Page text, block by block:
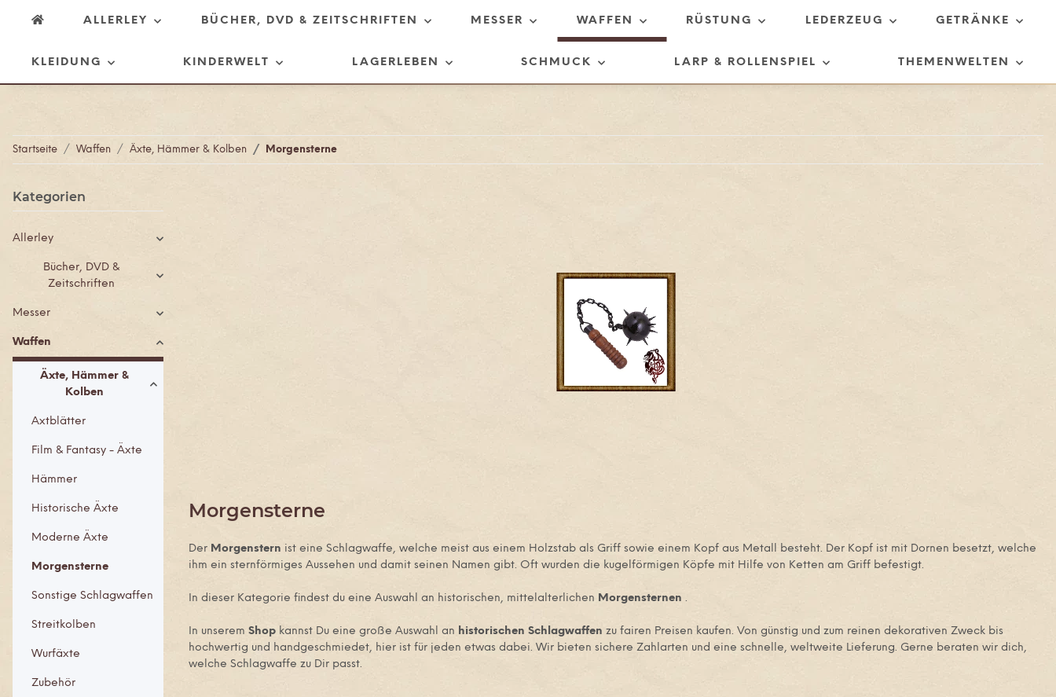
ALLERLEY BÜCHER, DVD & ZEITSCHRIFTEN MESSER WAFFEN RÜSTUNG LEDERZEUG GETRÄNKE
KLEIDUNG KINDERWELT LAGERLEBEN SCHMUCK LARP & ROLLENSPIEL THEMENWELTEN
Startseite Waffen Äxte, Hämmer & Kolben Morgensterne
Morgensterne
Der Morgenstern ist eine Schlagwaffe, welche meist aus einem Holzstab als Griff sowie einem Kopf aus Metall besteht. Der Kopf ist mit Dornen besetzt, welche
ihm ein sternförmiges Aussehen und damit seinen Namen gibt. Oft wurden die kugelförmigen Köpfe mit Hilfe von Ketten am Griff befestigt.
In dieser Kategorie findest du eine Auswahl an historischen, mittelalterlichen Morgensternen .
In unserem Shop kannst Du eine große Auswahl an historischen Schlagwaffen zu fairen Preisen kaufen. Von günstig und zum reinen dekorativen Zweck bis
hochwertig und handgeschmiedet, hier ist für jeden etwas dabei. Wir bieten sichere Zahlarten und eine schnelle, weltweite Lieferung. Gerne beraten wir dich,
welche Schlagwaffe zu Dir passt.
Kategorien
Allerley
Bücher, DVD &
Zeitschriften
Messer
Waffen
Äxte, Hämmer &
Kolben
Axtblätter
Film & Fantasy - Äxte
Hämmer
Historische Äxte
Moderne Äxte
Morgensterne
Sonstige Schlagwaffen
Streitkolben
Wurfäxte
Zubehör